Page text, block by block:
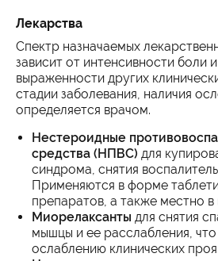
Лекарства
Спектр назначаемых
зависит от интенсивности боли
выраженности других
стадии заболевания, наличия
определяется врачом.
Нестероидные
средства (НПВС) для
синдрома, снятия
Применяются в форме
препаратов, а также местно в
Миорелаксанты для снятия
мышцы и ее расслабления, что
ослаблению клинических